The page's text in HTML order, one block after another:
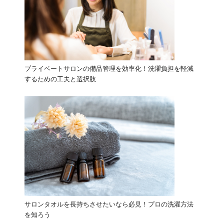
プライベートサロンの備品管理を効率化！洗濯負担を軽減
するための工夫と選択肢
サロンタオルを長持ちさせたいなら必見！プロの洗濯方法
を知ろう